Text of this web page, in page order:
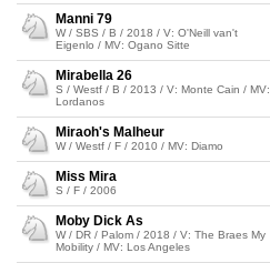
Manni 79
W / SBS / B / 2018 / V: O'Neill van't
Eigenlo / MV: Ogano Sitte
Mirabella 26
S / Westf / B / 2013 / V: Monte Cain / MV:
Lordanos
Miraoh's Malheur
W / Westf / F / 2010 / MV: Diamo
Miss Mira
S / F / 2006
Moby Dick As
W / DR / Palom / 2018 / V: The Braes My
Mobility / MV: Los Angeles